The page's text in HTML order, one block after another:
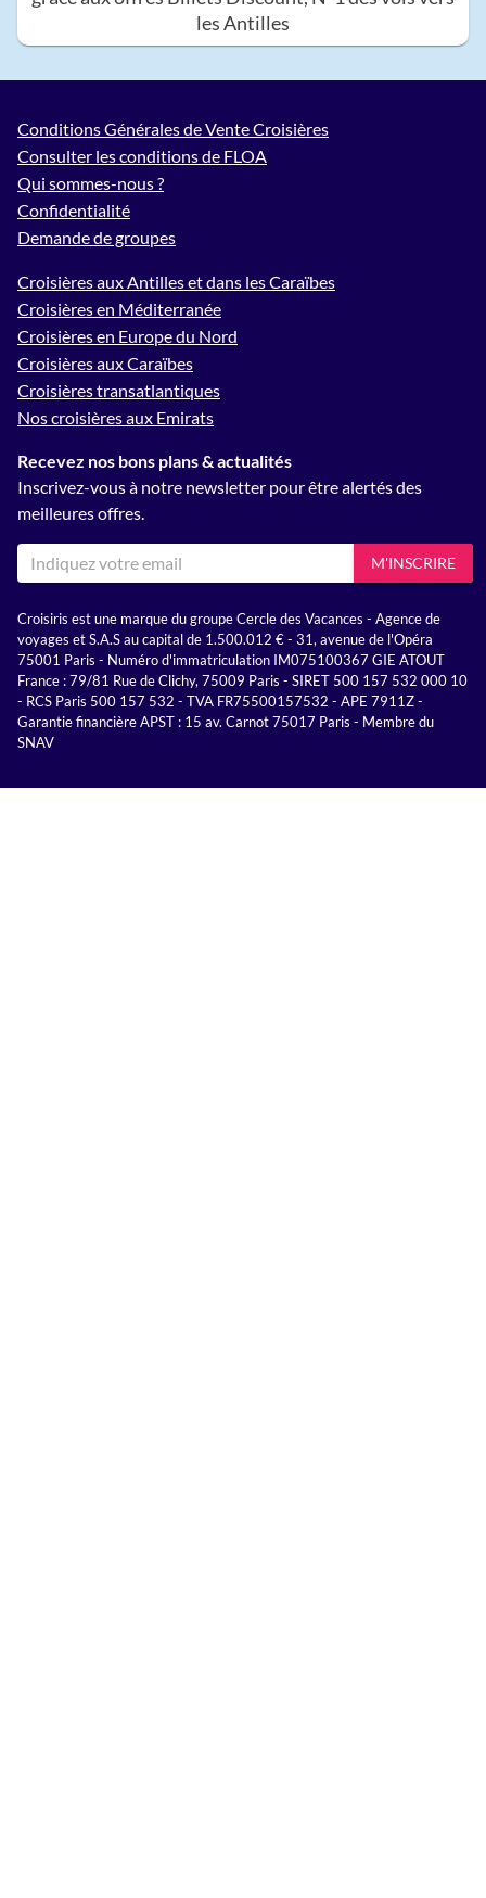
les Antilles
Conditions Générales de Vente Croisières
Consulter les conditions de FLOA
Qui sommes-nous ?
Confidentialité
Demande de groupes
Croisières aux Antilles et dans les Caraïbes
Croisières en Méditerranée
Croisières en Europe du Nord
Croisières aux Caraïbes
Croisières transatlantiques
Nos croisières aux Emirats
Recevez nos bons plans & actualités
Inscrivez-vous à notre newsletter pour être alertés des
meilleures offres.
M'INSCRIRE
Croisiris est une marque du groupe Cercle des Vacances - Agence de
voyages et S.A.S au capital de 1.500.012 € - 31, avenue de l'Opéra
75001 Paris - Numéro d'immatriculation IM075100367 GIE ATOUT
France : 79/81 Rue de Clichy, 75009 Paris - SIRET 500 157 532 000 10
- RCS Paris 500 157 532 - TVA FR75500157532 - APE 7911Z -
Garantie financière APST : 15 av. Carnot 75017 Paris - Membre du
SNAV